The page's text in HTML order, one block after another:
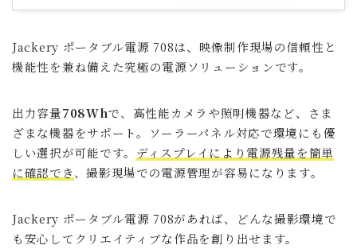
Jackery ポータブル電源 708は、映像制作現場の信頼性と
機能性を兼ね備えた究極の電源ソリューションです。
出力容量708Whで、高性能カメラや照明機器など、さま
ざまな機器をサポート。ソーラーパネル対応で環境にも優
しい選択が可能です。 ディスプレイにより電源残量を簡単
に確認でき、撮影現場での電源管理が容易になります。
Jackery ポータブル電源 708があれば、どんな撮影環境で
も安心してクリエイティブな作品を創り出せます。